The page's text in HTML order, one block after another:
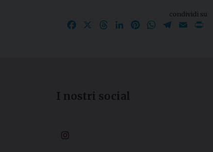
condividi su
Facebook ThreadsLinkedInPinterestWhatsApp
Telegram
Email
I nostri social